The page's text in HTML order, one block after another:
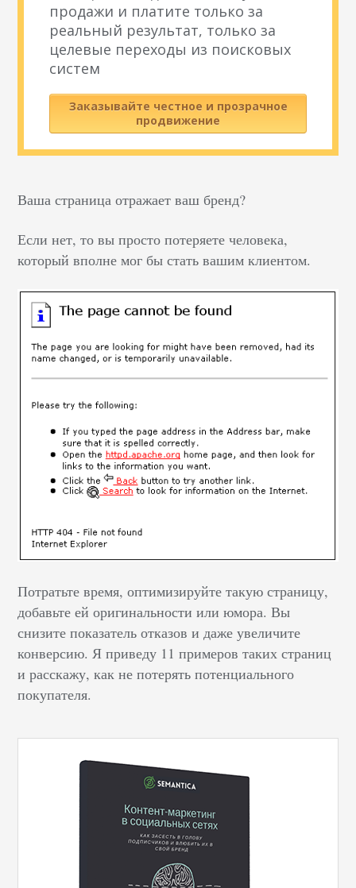
продажи и платите только за
реальный результат, только за
целевые переходы из поисковых
систем
Заказывайте честное и прозрачное
продвижение
Ваша страница отражает ваш бренд?
Если нет, то вы просто потеряете человека,
который вполне мог бы стать вашим клиентом.
Потратьте время, оптимизируйте такую страницу,
добавьте ей оригинальности или юмора. Вы
снизите показатель отказов и даже увеличите
конверсию. Я приведу 11 примеров таких страниц
и расскажу, как не потерять потенциального
покупателя.